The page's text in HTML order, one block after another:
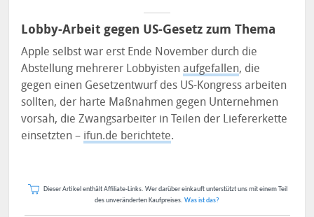
Lobby-Arbeit gegen US-Gesetz zum Thema
Apple selbst war erst Ende November durch die
Abstellung mehrerer Lobbyistenaufgefallen, die
gegen einen Gesetzentwurf des US-Kongress arbeiten
sollten, der harte Maßnahmen gegen Unternehmen
vorsah, die Zwangsarbeiter in Teilen der Liefererkette
einsetzten – ifun.de berichtete.
Dieser Artikel enthält Affiliate-Links. Wer darüber einkauft unterstützt uns mit einem Teil
des unveränderten Kaufpreises. Was ist das?